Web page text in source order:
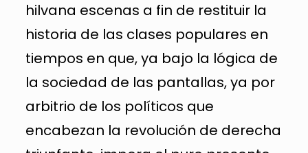
hilvana escenas a fin de restituir la
historia de las clases populares en
tiempos en que, ya bajo la lógica de
la sociedad de las pantallas, ya por
arbitrio de los políticos que
encabezan la revolución de derecha